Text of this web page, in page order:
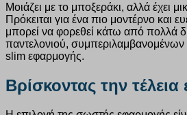
Μοιάζει με το μποξεράκι, αλλά έχει
Πρόκειται για ένα πιο μοντέρνο και
μπορεί να φορεθεί κάτω από πολλά
παντελονιού, συμπεριλαμβανομένων
slim εφαρμογής.
Βρίσκοντας την